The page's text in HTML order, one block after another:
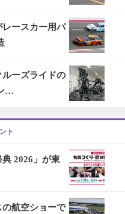
レースカー用パ
ーズライドの
…
ト
典 2026」が東
航空ショーで